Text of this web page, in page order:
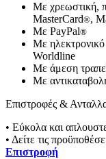
Με χρεωστική,
MasterCard®,
Με PayPal®
Με
Worldline
Με άμεση
Με
Επιστροφές &
• Εύκολα και
• Δείτε τις
Επιστροφή